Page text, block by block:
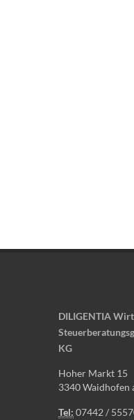
DILIGENTIA
KG
Hoher Markt 15
3340 Waidhofen
Tel: 07442 /